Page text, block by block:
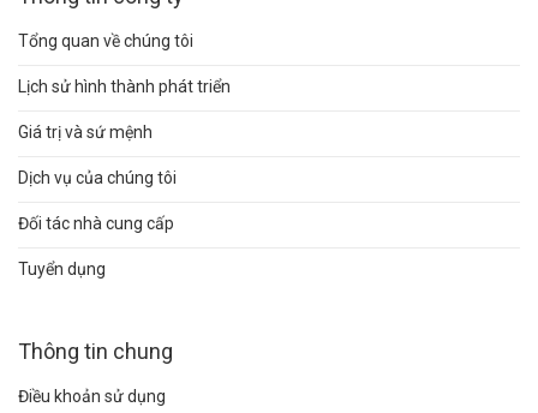
Tổng quan về chúng tôi
Lịch sử hình thành phát triển
Giá trị và sứ mệnh
Dịch vụ của chúng tôi
Đối tác nhà cung cấp
Tuyển dụng
Thông tin chung
Điều khoản sử dụng